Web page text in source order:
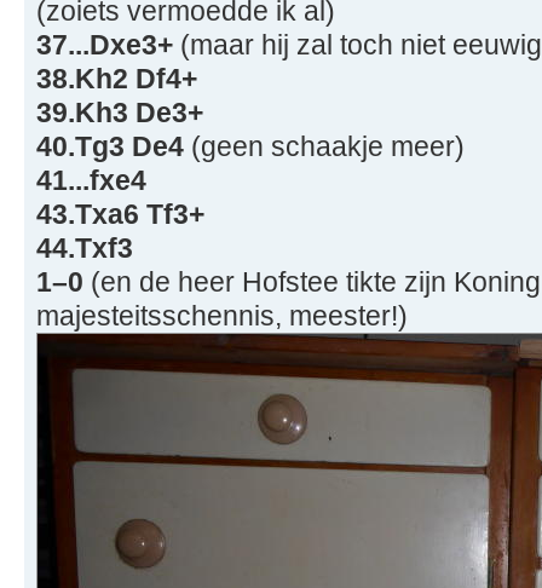
(zoiets vermoedde ik al)
37...Dxe3+ (maar hij zal toch niet
38.Kh2 Df4+
39.Kh3 De3+
40.Tg3 De4 (geen schaakje meer)
41...fxe4
43.Txa6 Tf3+
44.Txf3
1–0 (en de heer Hofstee tikte zijn
majesteitsschennis, meester!)